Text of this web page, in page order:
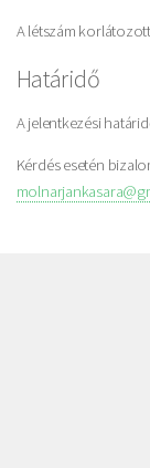
A létszám
Határidő
A jelentkezési
Kérdés esetén